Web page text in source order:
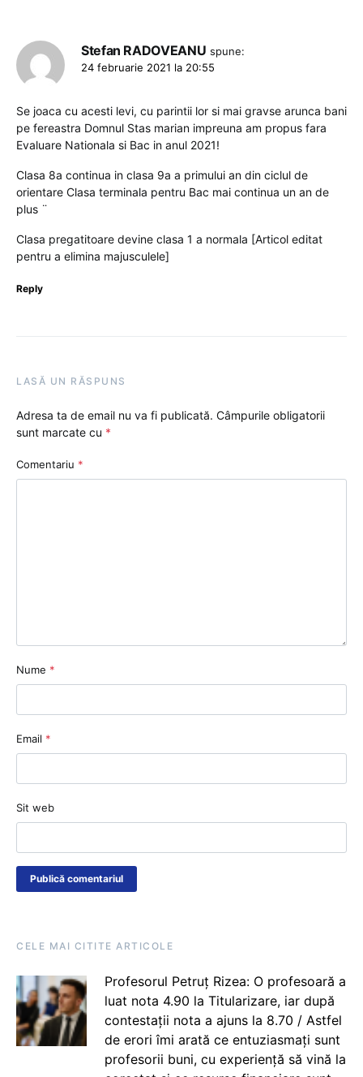
Stefan RADOVEANU spune:
24 februarie 2021 la 20:55
Se joaca cu acesti levi, cu parintii lor si mai gravse arunca bani
pe fereastra Domnul Stas marian impreuna am propus fara
Evaluare Nationala si Bac in anul 2021!
Clasa 8a continua in clasa 9a a primului an din ciclul de
orientare Clasa terminala pentru Bac mai continua un an de
plus ¨
Clasa pregatitoare devine clasa 1 a normala [Articol editat
pentru a elimina majusculele]
Reply
LASĂ UN RĂSPUNS
Adresa ta de email nu va fi publicată. Câmpurile obligatorii
sunt marcate cu *
Comentariu *
Nume *
Email *
Sit web
CELE MAI CITITE ARTICOLE
Profesorul Petruț Rizea: O profesoară a
luat nota 4.90 la Titularizare, iar după
contestații nota a ajuns la 8.70 / Astfel
de erori îmi arată ce entuziasmați sunt
profesorii buni, cu experiență să vină la